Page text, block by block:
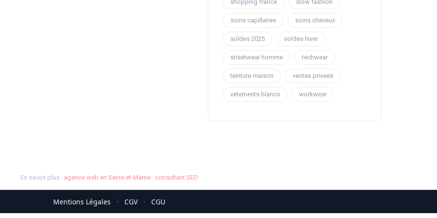
shopping france slow fashion
soins capillaires soins cheveux
soldes 2025 soldes hiver
streetwear homme techwear
teinture maison ventes privees
vetements blancs workwear
En savoir plus : agence web en Seine-et-Marne · consultant SEO
Mentions Légales · CGV · CGU